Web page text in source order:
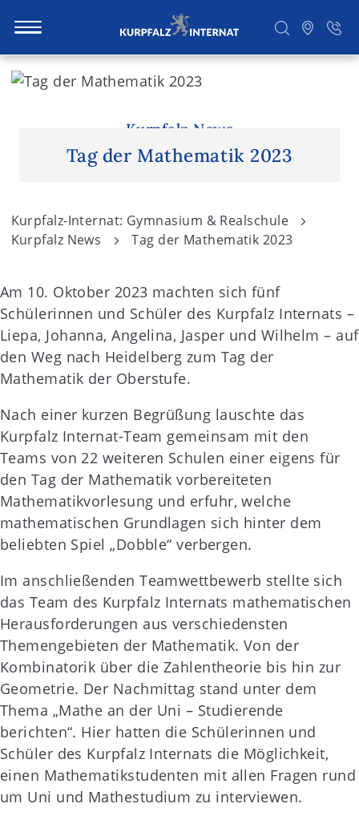
S
n
t
Kurpfalz News
Tag der Mathematik 2023
Kurpfalz-Internat: Gymnasium & Realschule
Kurpfalz News
Tag der Mathematik 2023
Am 10. Oktober 2023 machten sich fünf
Schülerinnen und Schüler des Kurpfalz Internats –
Liepa, Johanna, Angelina, Jasper und Wilhelm – auf
den Weg nach Heidelberg zum Tag der
Mathematik der Oberstufe.
Nach einer kurzen Begrüßung lauschte das
Kurpfalz Internat-Team gemeinsam mit den
Teams von 22 weiteren Schulen einer eigens für
den Tag der Mathematik vorbereiteten
Mathematikvorlesung und erfuhr, welche
mathematischen Grundlagen sich hinter dem
beliebten Spiel „Dobble“ verbergen.
Im anschließenden Teamwettbewerb stellte sich
das Team des Kurpfalz Internats mathematischen
Herausforderungen aus verschiedensten
Themengebieten der Mathematik. Von der
Kombinatorik über die Zahlentheorie bis hin zur
Geometrie. Der Nachmittag stand unter dem
Thema „Mathe an der Uni – Studierende
berichten“. Hier hatten die Schülerinnen und
Schüler des Kurpfalz Internats die Möglichkeit,
einen Mathematikstudenten mit allen Fragen rund
um Uni und Mathestudium zu interviewen.